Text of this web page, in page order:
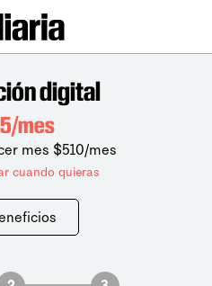
digital
mes
mes $510/mes
cuando quieras